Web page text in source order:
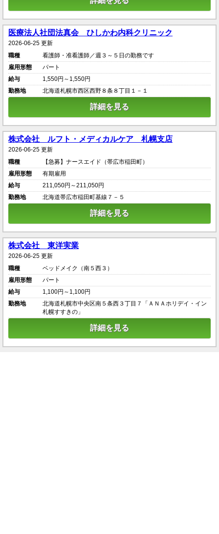
医療法人社団法真会 ひしかわ内科クリニック
2026-06-25 更新
職種
看護師・准看護師／週３～５日の勤務です
雇用形態
パート
給与
1,550円～1,550円
勤務地
北海道札幌市西区西野８条８丁目１－１
詳細を見る
株式会社 ルフト・メディカルケア 札幌支店
2026-06-25 更新
職種
【急募】ナースエイド（帯広市稲田町）
雇用形態
有期雇用
給与
211,050円～211,050円
勤務地
北海道帯広市稲田町基線７－５
詳細を見る
株式会社 東洋実業
2026-06-25 更新
職種
ベッドメイク（南５西３）
雇用形態
パート
給与
1,100円～1,100円
勤務地
北海道札幌市中央区南５条西３丁目７「ＡＮＡホリデイ・イン
札幌すすきの」
詳細を見る